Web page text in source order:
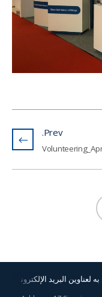
Prev.
البريد الإلكترونية